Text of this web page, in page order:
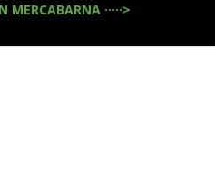
MERCABARNA ·····>